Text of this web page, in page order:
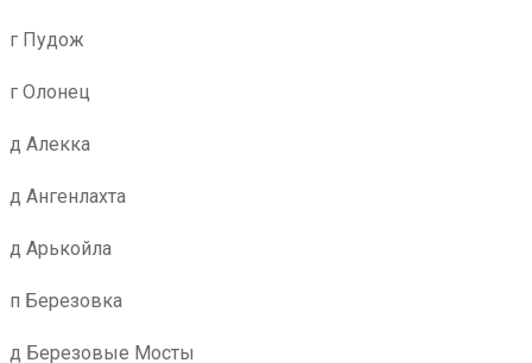
г Пудож
г Олонец
д Алекка
д Ангенлахта
д Арькойла
п Березовка
д Березовые Мосты